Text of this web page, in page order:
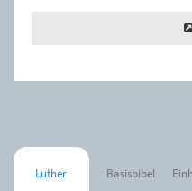
Luther Basisbibel